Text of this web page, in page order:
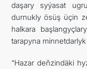
daşary syýasat
durnukly ösüş üçin
halkara
tarapyna
“Hazar deňzindäki